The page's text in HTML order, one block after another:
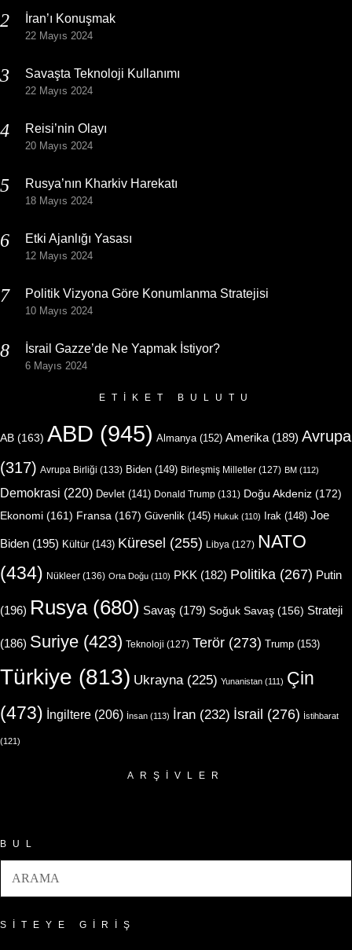
İran’ı Konuşmak
22 Mayıs 2024
Savaşta Teknoloji Kullanımı
22 Mayıs 2024
Reisi’nin Olayı
20 Mayıs 2024
Rusya’nın Kharkiv Harekatı
18 Mayıs 2024
Etki Ajanlığı Yasası
12 Mayıs 2024
Politik Vizyona Göre Konumlanma Stratejisi
10 Mayıs 2024
İsrail Gazze’de Ne Yapmak İstiyor?
6 Mayıs 2024
ETIKET BULUTU
AB (163) ABD (945) Almanya(152) Amerika (189) Avrupa
(317) Avrupa Birliği (133) Biden (149) Birleşmiş Milletler (127) BM (112)
Demokrasi (220) Devlet (141) Donald Trump (131) Doğu Akdeniz (172)
Ekonomi (161) Fransa (167) Güvenlik (145) Hukuk (110) Irak (148) Joe
Biden (195) Kültür(143) Küresel (255) Libya (127) NATO
(434) Nükleer (136) Orta Doğu (110) PKK (182) Politika (267) Putin
(196) Rusya(680) Savaş (179) Soğuk Savaş (156) Strateji
(186) Suriye (423) Teknoloji (127) Terör (273) Trump (153)
Türkiye (813) Ukrayna(225) Yunanistan (111) Çin
(473) İngiltere (206) İnsan (113) İran (232) İsrail (276) İstihbarat
(121)
ARŞIVLER
BUL
SITEYE GIRIŞ